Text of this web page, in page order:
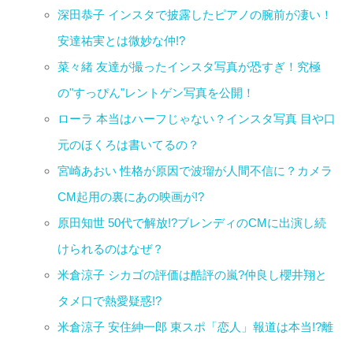
深田恭子 インスタで披露したピアノの腕前が凄い！
安達祐実とは微妙な仲!?
菜々緒 友達が撮ったインスタ写真が恐すぎ！究極
の"すっぴん"レントゲン写真を公開！
ローラ 本当はハーフじゃない？インスタ写真 目や口
元のほくろは書いてるの？
宮崎あおい 性格が原因で波瑠が人間不信に？カメラ
CM起用の裏にあの映画が!?
原田知世 50代で解放!?ブレンディのCMに出演し続
けられるのはなぜ？
米倉涼子 シカゴの評価は酷評の嵐?仲良し櫻井翔と
タメ口で熱愛疑惑!?
米倉涼子 安住紳一郎 東スポ「恋人」報道は本当!?離